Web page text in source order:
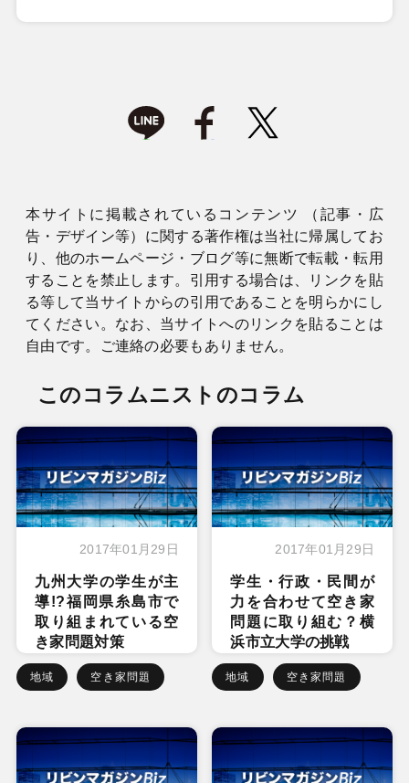
本サイトに掲載されているコンテンツ （記事・広
告・デザイン等）に関する著作権は当社に帰属してお
り、他のホームページ・ブログ等に無断で転載・転用
することを禁止します。引用する場合は、リンクを貼
る等して当サイトからの引用であることを明らかにし
てください。なお、当サイトへのリンクを貼ることは
自由です。ご連絡の必要もありません。
このコラムニストのコラム
2017年01月29日
九州大学の学生が主
導!?福岡県糸島市で
取り組まれている空
き家問題対策
地域 空き家問題
2017年01月29日
学生・行政・民間が
力を合わせて空き家
問題に取り組む？横
浜市立大学の挑戦
地域 空き家問題